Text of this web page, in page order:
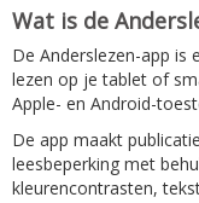
Wat is de
De Anderslezen-app is
lezen op je tablet of
Apple- en Android-
De app maakt
leesbeperking met
kleurencontrasten,